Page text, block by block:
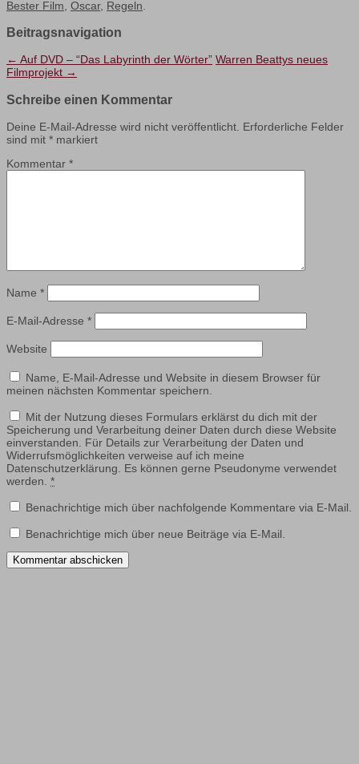
Bester Film Oscar, Regeln
Beitragsnavigation
← Auf DVD – “Das Labyrinth der Wörter” Warren Beattys neues
Filmprojekt →
Schreibe einen Kommentar
Deine E-Mail-Adresse wird nicht veröffentlicht. Erforderliche Felder
sind mit * markiert
Kommentar *
Name *
E-Mail-Adresse *
Website
Name, E-Mail-Adresse und Website in diesem Browser für
meinen nächsten Kommentar speichern.
Mit der Nutzung dieses Formulars erklärst du dich mit der
Speicherung und Verarbeitung deiner Daten durch diese Website
einverstanden. Für Details zur Verarbeitung der Daten und
Widerrufsmöglichkeiten verweise auf ich meine
Datenschutzerklärung. Es können gerne Pseudonyme verwendet
werden. *
Benachrichtige mich über nachfolgende Kommentare via E-Mail.
Benachrichtige mich über neue Beiträge via E-Mail.